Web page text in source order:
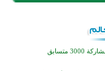
الكريم في أزناكاييف
للشباب المسلمين
متسابق